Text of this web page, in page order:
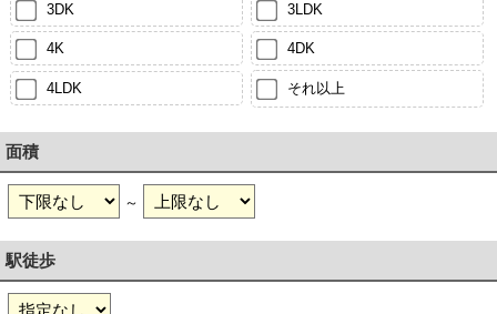
3DK 3LDK
4K 4DK
4LDK それ以上
面積
～
駅徒歩